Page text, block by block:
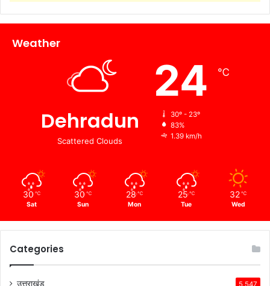
Weather
Dehradun
Scattered Clouds
24 ℃
30º - 23º
83%
1.39 km/h
30 ℃
Sat
30 ℃
Sun
28 ℃
Mon
25 ℃
Tue
32 ℃
Wed
Categories
उत्तराखंड 5,547